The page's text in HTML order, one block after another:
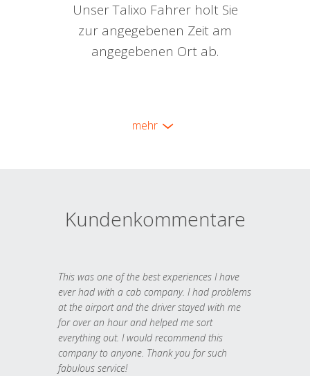
Unser Talixo Fahrer holt Sie
zur angegebenen Zeit am
angegebenen Ort ab.
mehr
Kundenkommentare
This was one of the best experiences I have
ever had with a cab company. I had problems
at the airport and the driver stayed with me
for over an hour and helped me sort
everything out. I would recommend this
company to anyone. Thank you for such
fabulous service!